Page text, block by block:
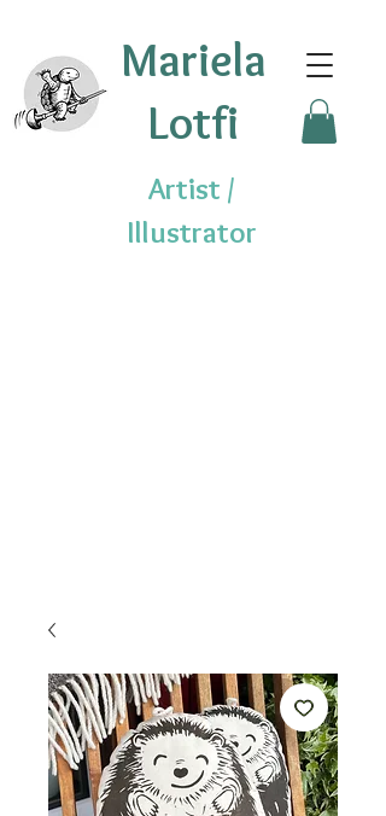
Mariela
Lotfi
Artist /
Illustrator